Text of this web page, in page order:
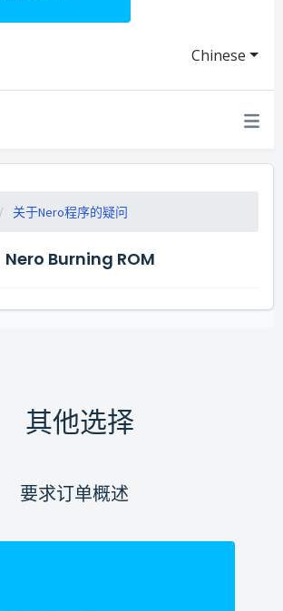
Chinese
关于Nero程序的疑问
Nero Burning ROM
其他选择
要求订单概述